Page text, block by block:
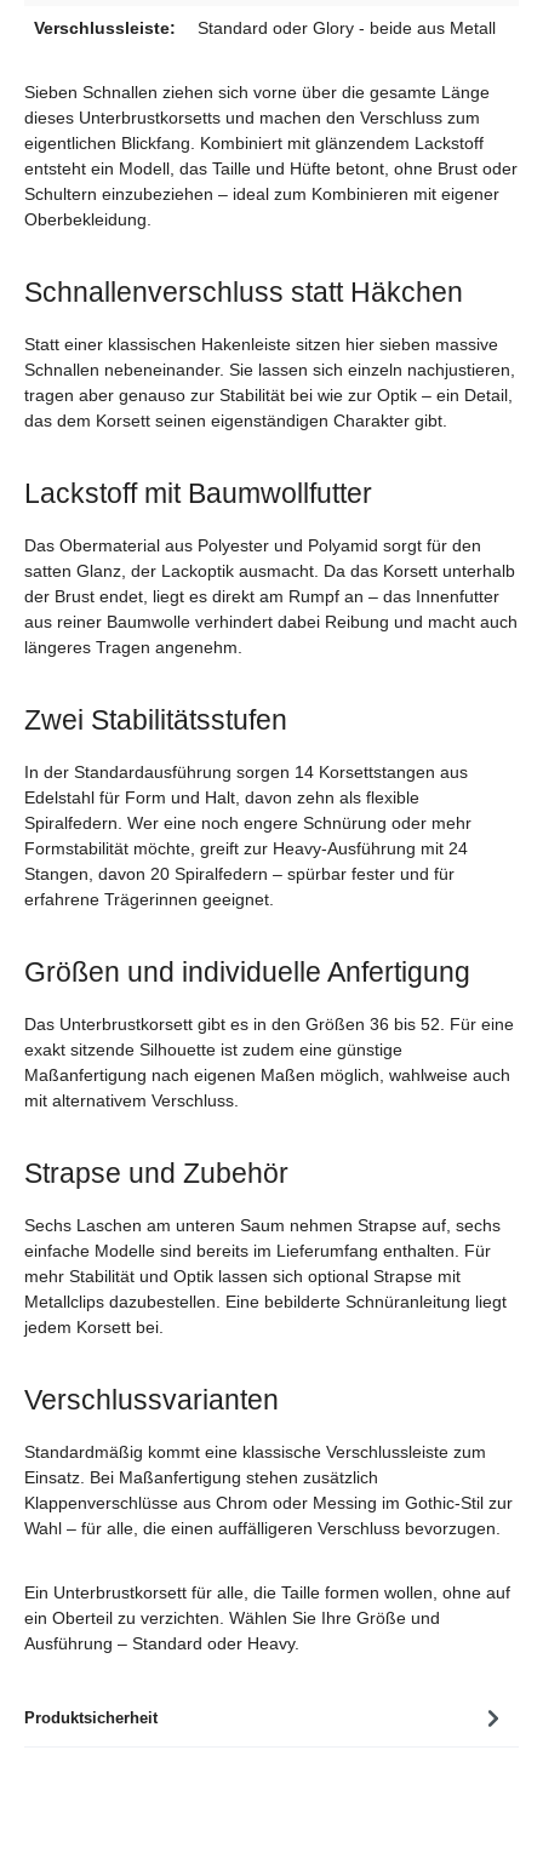
Produktsicherheit
Verschlussleiste: Standard oder Glory - beide aus Metall
Sieben Schnallen ziehen sich vorne über die gesamte Länge
dieses Unterbrustkorsetts und machen den Verschluss zum
eigentlichen Blickfang. Kombiniert mit glänzendem Lackstoff
entsteht ein Modell, das Taille und Hüfte betont, ohne Brust oder
Schultern einzubeziehen – ideal zum Kombinieren mit eigener
Oberbekleidung.
Schnallenverschluss statt Häkchen
Statt einer klassischen Hakenleiste sitzen hier sieben massive
Schnallen nebeneinander. Sie lassen sich einzeln nachjustieren,
tragen aber genauso zur Stabilität bei wie zur Optik – ein Detail,
das dem Korsett seinen eigenständigen Charakter gibt.
Lackstoff mit Baumwollfutter
Das Obermaterial aus Polyester und Polyamid sorgt für den
satten Glanz, der Lackoptik ausmacht. Da das Korsett unterhalb
der Brust endet, liegt es direkt am Rumpf an – das Innenfutter
aus reiner Baumwolle verhindert dabei Reibung und macht auch
längeres Tragen angenehm.
Zwei Stabilitätsstufen
In der Standardausführung sorgen 14 Korsettstangen aus
Edelstahl für Form und Halt, davon zehn als flexible
Spiralfedern. Wer eine noch engere Schnürung oder mehr
Formstabilität möchte, greift zur Heavy-Ausführung mit 24
Stangen, davon 20 Spiralfedern – spürbar fester und für
erfahrene Trägerinnen geeignet.
Größen und individuelle Anfertigung
Das Unterbrustkorsett gibt es in den Größen 36 bis 52. Für eine
exakt sitzende Silhouette ist zudem eine günstige
Maßanfertigung nach eigenen Maßen möglich, wahlweise auch
mit alternativem Verschluss.
Strapse und Zubehör
Sechs Laschen am unteren Saum nehmen Strapse auf, sechs
einfache Modelle sind bereits im Lieferumfang enthalten. Für
mehr Stabilität und Optik lassen sich optional Strapse mit
Metallclips dazubestellen. Eine bebilderte Schnüranleitung liegt
jedem Korsett bei.
Verschlussvarianten
Standardmäßig kommt eine klassische Verschlussleiste zum
Einsatz. Bei Maßanfertigung stehen zusätzlich
Klappenverschlüsse aus Chrom oder Messing im Gothic-Stil zur
Wahl – für alle, die einen auffälligeren Verschluss bevorzugen.
Ein Unterbrustkorsett für alle, die Taille formen wollen, ohne auf
ein Oberteil zu verzichten. Wählen Sie Ihre Größe und
Ausführung – Standard oder Heavy.